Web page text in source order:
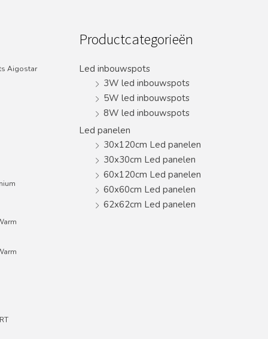
Aigostar
Productcategorieën
Led inbouwspots
3W led inbouwspots
5W led inbouwspots
8W led inbouwspots
Led panelen
30x120cm Led panelen
30x30cm Led panelen
60x120cm Led panelen
60x60cm Led panelen
62x62cm Led panelen